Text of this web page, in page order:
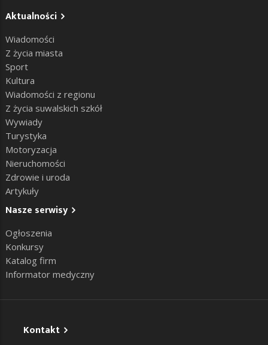
Aktualności
Wiadomości
Z życia miasta
Sport
Kultura
Wiadomości z regionu
Z życia suwalskich szkół
Wywiady
Turystyka
Motoryzacja
Nieruchomości
Zdrowie i uroda
Artykuły
Nasze serwisy
Ogłoszenia
Konkursy
Katalog firm
Informator medyczny
Kontakt